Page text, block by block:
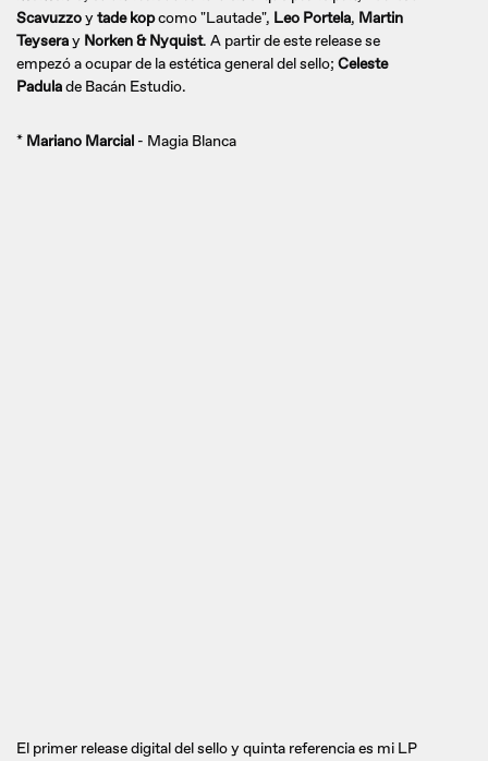
Scavuzzoytade kopcomo "Lautade", Leo Portela, Martin
Teyseray Norken & Nyquist. A partir de este release se
empezó a ocupar de la estética general del sello; Celeste
Padulade Bacán Estudio.
* Mariano Marcial - Magia Blanca
El primer release digital del sello y quinta referencia es mi LP